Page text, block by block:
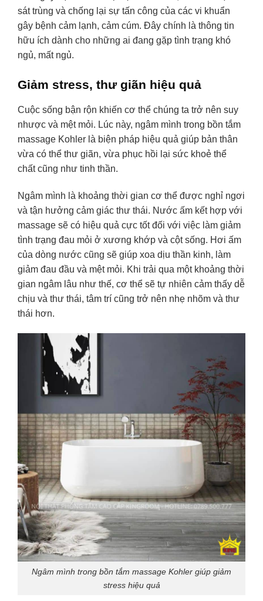
sát trùng và chống lại sự tấn công của các vi khuẩn
gây bệnh cảm lạnh, cảm cúm. Đây chính là thông tin
hữu ích dành cho những ai đang gặp tình trạng khó
ngủ, mất ngủ.
Giảm stress, thư giãn hiệu quả
Cuộc sống bận rộn khiến cơ thể chúng ta trở nên suy
nhược và mệt mỏi. Lúc này, ngâm mình trong bồn tắm
massage Kohler là biện pháp hiệu quả giúp bản thân
vừa có thể thư giãn, vừa phục hồi lại sức khoẻ thể
chất cũng như tinh thần.
Ngâm mình là khoảng thời gian cơ thể được nghỉ ngơi
và tận hưởng cảm giác thư thái. Nước ấm kết hợp với
massage sẽ có hiệu quả cực tốt đối với việc làm giảm
tình trạng đau mỏi ở xương khớp và cột sống. Hơi ấm
của dòng nước cũng sẽ giúp xoa dịu thần kinh, làm
giảm đau đầu và mệt mỏi. Khi trải qua một khoảng thời
gian ngâm lâu như thế, cơ thể sẽ tự nhiên cảm thấy dễ
chịu và thư thái, tâm trí cũng trở nên nhẹ nhõm và thư
thái hơn.
Ngâm mình trong bồn tắm massage Kohler giúp giảm
stress hiệu quả